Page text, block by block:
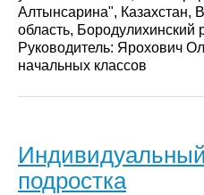
Алтынсарина", Казахстан,
область, Бородулихинский
Руководитель: Ярохович
начальных классов
подростка